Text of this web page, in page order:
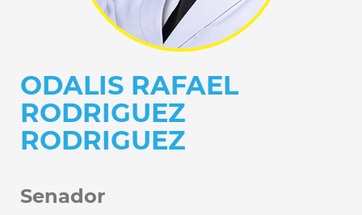
ODALIS RAFAEL
RODRIGUEZ
RODRIGUEZ
Senador